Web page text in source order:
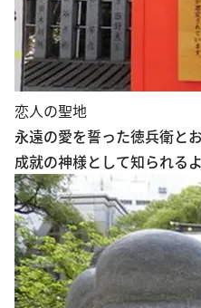
恋人の聖地
永遠の愛を誓った徳兵衛と
成就の神様として知られる